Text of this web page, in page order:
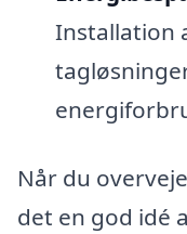
Installation
Når du
det en god idé